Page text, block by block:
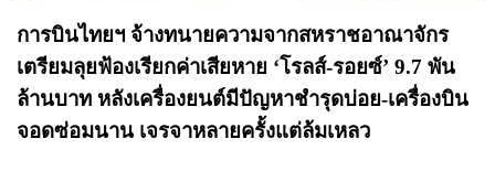
การบินไทยฯ จ้างทนายความจากสหราชอาณาจักร
เตรียมลุยฟ้องเรียกค่าเสียหาย ‘โรลส์-รอยซ์’ 9.7 พัน
ล้านบาท หลังเครื่องยนต์มีปัญหาชำรุดบ่อย-เครื่องบิน
จอดซ่อมนาน เจรจาหลายครั้งแต่ล้มเหลว